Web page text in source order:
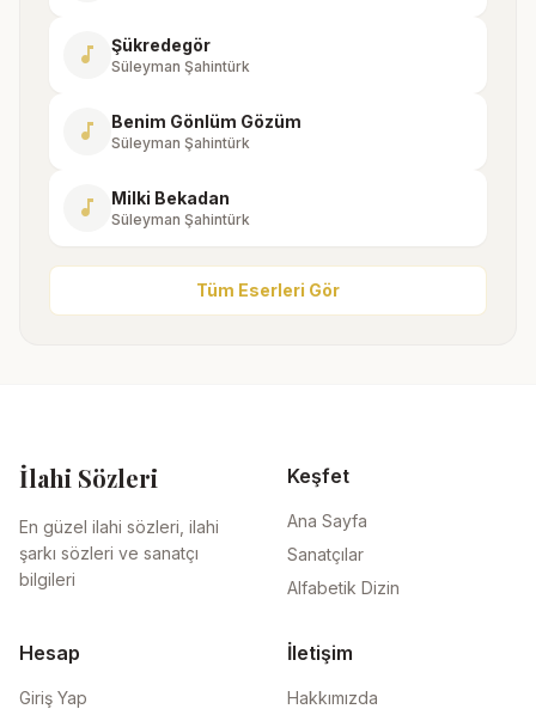
music_note Şükredegör
Süleyman Şahintürk
music_note Benim Gönlüm Gözüm
Süleyman Şahintürk
music_note Milki Bekadan
Süleyman Şahintürk
Tüm Eserleri Gör
İlahi Sözleri
En güzel ilahi sözleri, ilahi
şarkı sözleri ve sanatçı
bilgileri
Keşfet
Ana Sayfa
Sanatçılar
Alfabetik Dizin
Hesap
Giriş Yap
İletişim
Hakkımızda